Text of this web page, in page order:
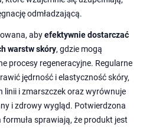
odmładzającą.
abyefektywnie dostarczać
warstw skóry, gdzie mogą
procesy regeneracyjne. Regularne
jędrność i elastyczność skóry,
linii i zmarszczek oraz wyrównuje
i zdrowy wygląd. Potwierdzona
formuła sprawiają, że produkt jest